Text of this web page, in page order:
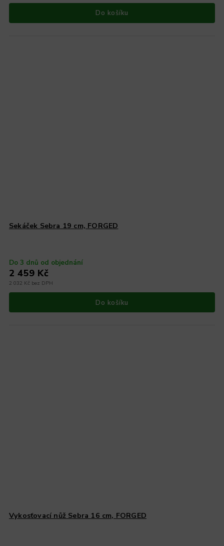
Do košíku
Sekáček Sebra 19 cm, FORGED
Do 3 dnů od objednání
2 032 Kč bez DPH
2 459 Kč
Do košíku
Vykosťovací nůž Sebra 16 cm, FORGED